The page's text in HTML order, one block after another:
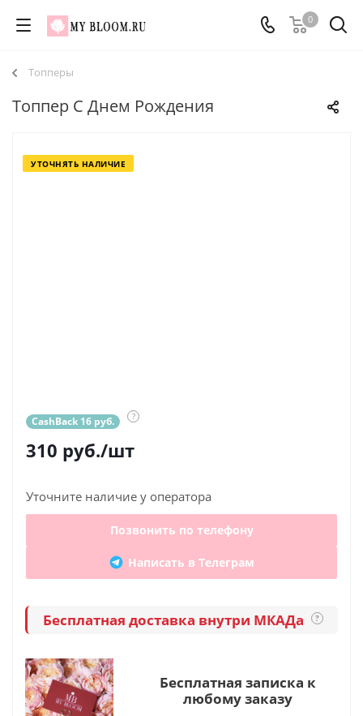
0
Топперы
Топпер С Днем Рождения
УТОЧНЯТЬ НАЛИЧИЕ
CashBack 16 руб. ?
310 руб./шт
Уточните наличие у оператора
Позвонить по телефону
Написать в Телеграм
Бесплатная доставка внутри МКАДа ?
Бесплатная записка к
любому заказу